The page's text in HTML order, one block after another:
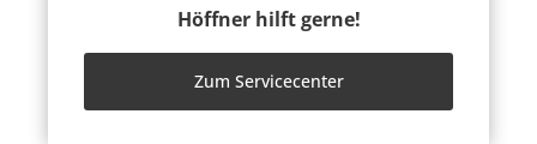
Höffner hilft gerne!
Zum Servicecenter